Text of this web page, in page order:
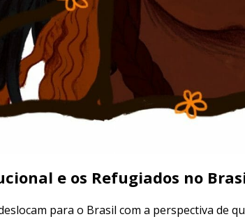
e os Refugiados no
para o Brasil com a perspectiva de